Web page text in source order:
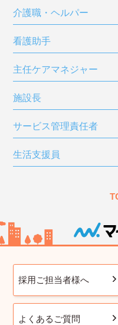
介護職・ヘルパー
看護助手
主任ケアマネジャー
施設長
サービス管理責任者
生活支援員
採用ご担当者様へ
よくあるご質問